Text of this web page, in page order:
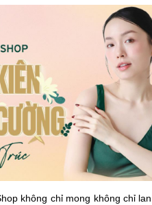
không chỉ mong không chỉ